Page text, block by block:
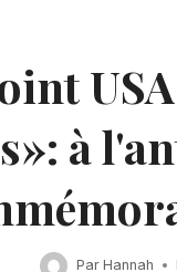
à
Par Hannah